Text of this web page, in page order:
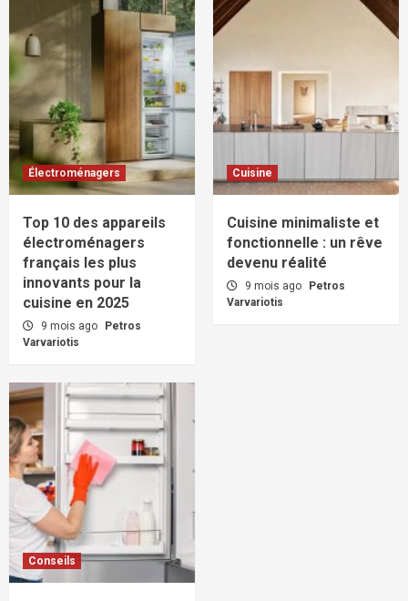
Électroménagers
Top 10 des appareils
électroménagers
français les plus
innovants pour la
cuisine en 2025
9 mois ago
Petros
Varvariotis
Cuisine
Cuisine minimaliste et
fonctionnelle : un rêve
devenu réalité
9 mois ago
Petros
Varvariotis
Conseils